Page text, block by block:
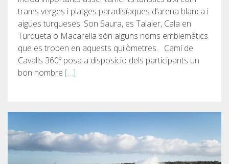
RESSENYES
BLOG
ESPAÑOL
trams verges i platges paradisíaques d’arena blanca i
aigües turqueses. Son Saura, es Talaier, Cala en
Turqueta o Macarella són alguns noms emblemàtics
que es troben en aquests quilòmetres. Camí de
Cavalls 360º posa a disposició dels participants un
bon nombre […]